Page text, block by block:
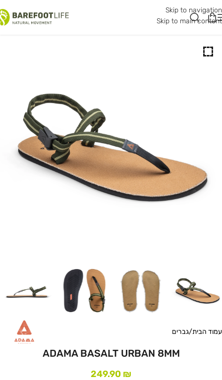
Skip to navigation
Skip to main content
עמוד הבית/גברים
ADAMA BASALT URBAN 8MM
249.90 ₪